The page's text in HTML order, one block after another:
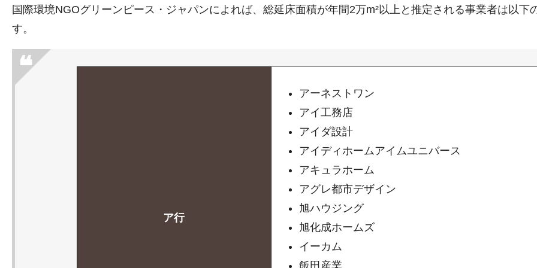
国際環境NGOグリーンピース・ジャパンによれば、総延床面積が年間2万m²以上と推定される事業者は以下
す。
ア行
アーネストワン
アイ工務店
アイダ設計
アイディホームアイムユニバース
アキュラホーム
アグレ都市デザイン
旭ハウジング
旭化成ホームズ
イーカム